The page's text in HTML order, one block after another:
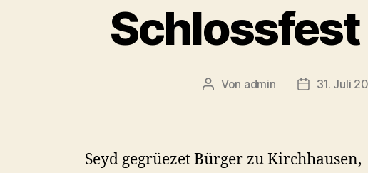
Schlossfest
Beitragsautor
Von admin 31. Juli
Seyd gegrüezet Bürger zu Kirchhausen,